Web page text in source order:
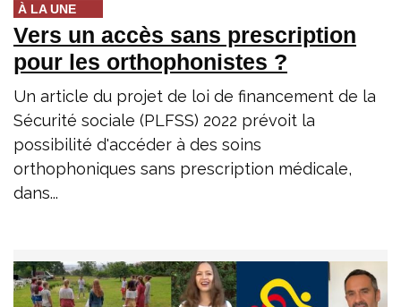
À LA UNE
Vers un accès sans prescription
pour les orthophonistes ?
Un article du projet de loi de financement de la
Sécurité sociale (PLFSS) 2022 prévoit la
possibilité d'accéder à des soins
orthophoniques sans prescription médicale,
dans...